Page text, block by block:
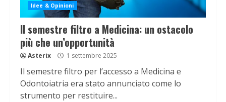
Idee & Opinioni
Il semestre filtro a Medicina: un ostacolo
più che un’opportunità
Asterix 1 settembre 2025
Il semestre filtro per l’accesso a Medicina e
Odontoiatria era stato annunciato come lo
strumento per restituire...